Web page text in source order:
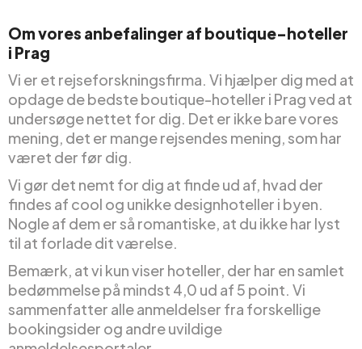
Om vores anbefalinger af boutique-hoteller
i Prag
Vi er et rejseforskningsfirma. Vi hjælper dig med at
opdage de bedste boutique-hoteller i Prag ved at
undersøge nettet for dig. Det er ikke bare vores
mening, det er mange rejsendes mening, som har
været der før dig.
Vi gør det nemt for dig at finde ud af, hvad der
findes af cool og unikke designhoteller i byen.
Nogle af dem er så romantiske, at du ikke har lyst
til at forlade dit værelse.
Bemærk, at vi kun viser hoteller, der har en samlet
bedømmelse på mindst 4,0 ud af 5 point. Vi
sammenfatter alle anmeldelser fra forskellige
bookingsider og andre uvildige